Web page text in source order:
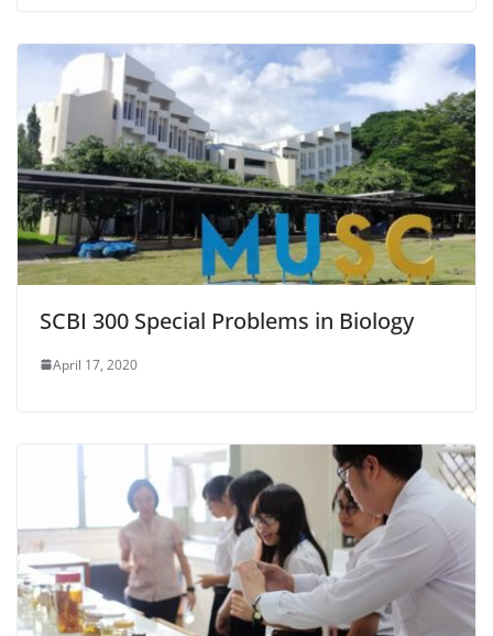
SCBI 300 Special Problems in Biology
April 17, 2020